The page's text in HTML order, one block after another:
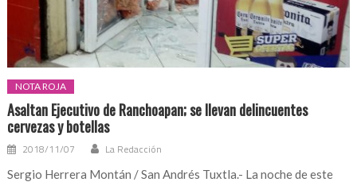
NOTA ROJA
Asaltan Ejecutivo de Ranchoapan; se llevan delincuentes
cervezas y botellas
2018/11/07 La Redacción
Sergio Herrera Montán / San Andrés Tuxtla.- La noche de este